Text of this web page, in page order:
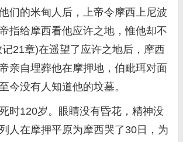
们的米甸人后，上帝令摩西上尼波
指给摩西看他应许之地，惟他却不
21章)在遥望了应许之地后，摩西
亲自埋葬他在摩押地，伯毗珥对面
今没有人知道他的坟墓。
120岁。眼睛没有昏花，精神没
人在摩押平原为摩西哭了30日，为